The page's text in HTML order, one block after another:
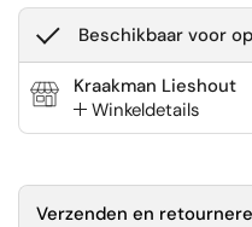
Beschikbaar voor
Kraakman Lieshout
Winkeldetails
Verzenden en